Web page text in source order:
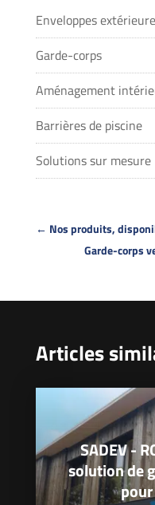
Enveloppes
Garde-corps
Aménagement
Barrières de piscine
Solutions sur mesure
← Nos produits,
Garde-corps
Articles
SADEV -
solution de